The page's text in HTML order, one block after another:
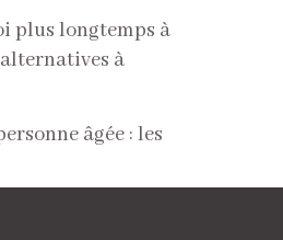
plus longtemps à
à
âgée : les